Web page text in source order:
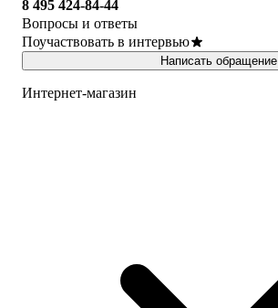
8 495 424-84-44
Вопросы и ответы
Поучаствовать в интервью
Написать обращение
Интернет-магазин